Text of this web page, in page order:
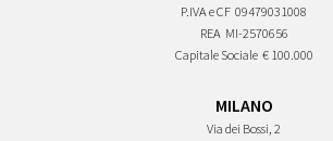
P.IVA e CF 09479031008
REA MI-2570656
Capitale Sociale € 100.000
MILANO
Via dei Bossi, 2